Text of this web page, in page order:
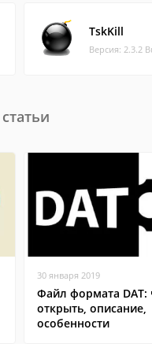
TskKill
Версия: 2.3.2
30 января 2019
Файл формата DAT:
открыть, описание,
особенности